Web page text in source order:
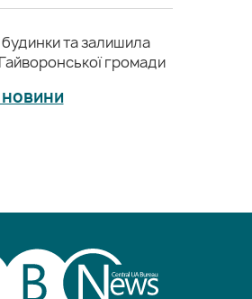
та залишила
громади
новини